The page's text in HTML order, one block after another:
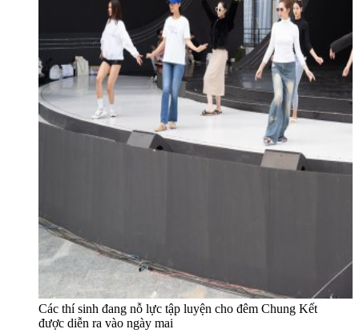
Các thí sinh đang nỗ lực tập luyện cho đêm Chung Kết
được diễn ra vào ngày mai